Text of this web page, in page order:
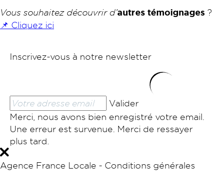
Vous souhaitez découvrir d’autres témoignages ?
📌 Cliquez ici
Inscrivez-vous à notre newsletter
Valider
Merci, nous avons bien enregistré votre email.
Une erreur est survenue. Merci de ressayer
plus tard.
Agence France Locale - Conditions générales